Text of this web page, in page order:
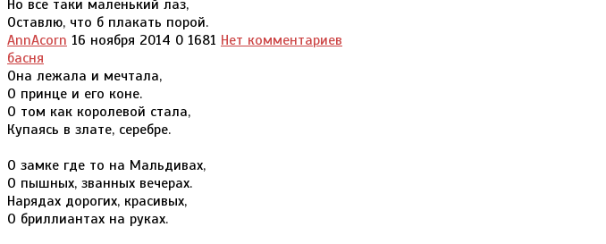
Но все таки маленький лаз,
Оставлю, что б плакать порой.
AnnAcorn 16 ноября 2014 0 1681 Нет комментариев
басня
Она лежала и мечтала,
О принце и его коне.
О том как королевой стала,
Купаясь в злате, серебре.
О замке где то на Мальдивах,
О пышных, званных вечерах.
Нарядах дорогих, красивых,
О бриллиантах на руках.